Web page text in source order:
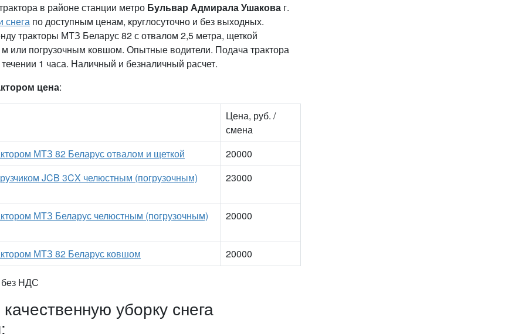
в районе станции метро Бульвар Адмирала Ушакова г.
снега по доступным ценам, круглосуточно и без выходных.
тракторы МТЗ Беларус 82 с отвалом 2,5 метра, щеткой
или погрузочным ковшом. Опытные водители. Подача трактора
1 часа. Наличный и безналичный расчет.
цена:
Цена, руб. /
смена
МТЗ 82 Беларус отвалом и щеткой
20000
JCB 3CX челюстным (погрузочным)
23000
МТЗ Беларус челюстным (погрузочным)
20000
МТЗ 82 Беларус ковшом 20000
НДС
уборку снега